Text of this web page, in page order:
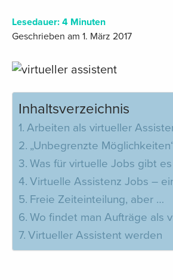
Lesedauer:4 Minuten
Geschrieben am 1. März 2017
Inhaltsverzeichnis
Arbeiten als virtueller
„Unbegrenzte
Was für virtuelle Jobs gibt
Virtuelle Assistenz Jobs –
Freie Zeiteinteilung, aber …
Wo findet man Aufträge als
Virtueller Assistent werden